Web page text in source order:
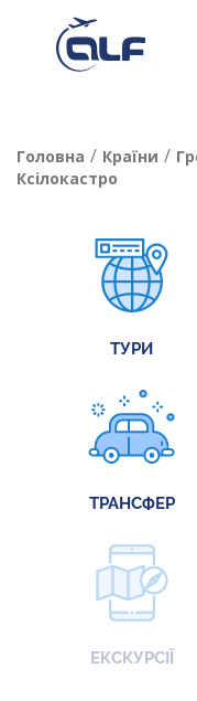
Головна / Країни /
Ксілокастро
ТУРИ
ТРАНСФЕР
ЕКСКУРСІЇ